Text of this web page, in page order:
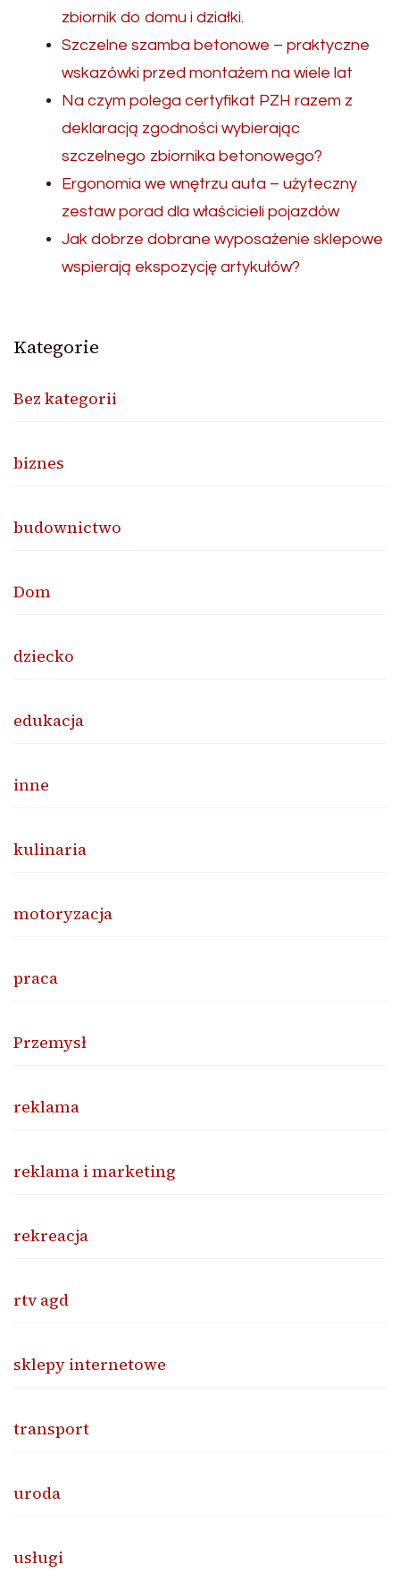
zbiornik do domu i działki.
Szczelne szamba betonowe – praktyczne
wskazówki przed montażem na wiele lat
Na czym polega certyfikat PZH razem z
deklaracją zgodności wybierając
szczelnego zbiornika betonowego?
Ergonomia we wnętrzu auta – użyteczny
zestaw porad dla właścicieli pojazdów
Jak dobrze dobrane wyposażenie sklepowe
wspierają ekspozycję artykułów?
Kategorie
Bez kategorii
biznes
budownictwo
Dom
dziecko
edukacja
inne
kulinaria
motoryzacja
praca
Przemysł
reklama
reklama i marketing
rekreacja
rtv agd
sklepy internetowe
transport
uroda
usługi